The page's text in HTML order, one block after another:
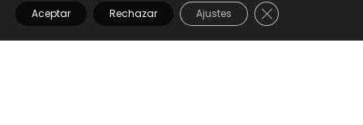
Aceptar Rechazar Ajustes CERRAR EL